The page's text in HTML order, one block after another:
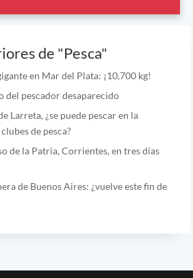
de "Pesca"
en Mar del Plata: ¡10,700 kg!
del pescador desaparecido
Larreta, ¿se puede pescar en la
de pesca?
de la Patria, Corrientes, en tres días
de Buenos Aires: ¿vuelve este fin de